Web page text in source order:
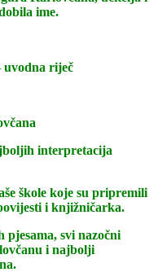
ime.
uvodna riječ
interpretacija
škole koje su pripremili
i knjižničarka.
pjesama, svi nazočni
i najbolji